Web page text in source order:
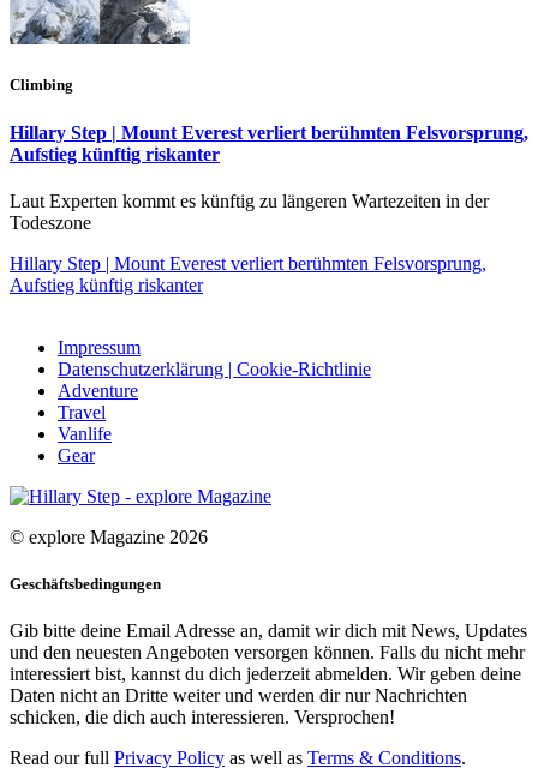
Climbing
Hillary Step | Mount Everest verliert berühmten Felsvorsprung,
Aufstieg künftig riskanter
Laut Experten kommt es künftig zu längeren Wartezeiten in der
Todeszone
Hillary Step | Mount Everest verliert berühmten Felsvorsprung,
Aufstieg künftig riskanter
Impressum
Datenschutzerklärung | Cookie-Richtlinie
Adventure
Travel
Vanlife
Gear
© explore Magazine 2026
Geschäftsbedingungen
Gib bitte deine Email Adresse an, damit wir dich mit News, Updates
und den neuesten Angeboten versorgen können. Falls du nicht mehr
interessiert bist, kannst du dich jederzeit abmelden. Wir geben deine
Daten nicht an Dritte weiter und werden dir nur Nachrichten
schicken, die dich auch interessieren. Versprochen!
Read our full Privacy Policy as well as Terms & Conditions.